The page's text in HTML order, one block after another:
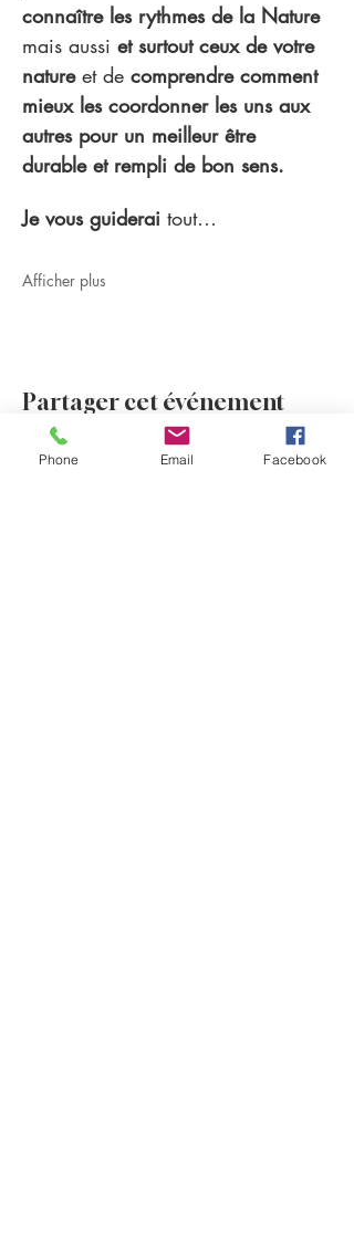
connaître les rythmes de la Nature
mais aussi et surtout ceux de votre
nature et de comprendre comment
mieux les coordonner les uns aux
autres pour un meilleur être
durable et rempli de bon sens.
Je vous guiderai tout…
Afficher plus
Partager cet événement
Phone Email Facebook